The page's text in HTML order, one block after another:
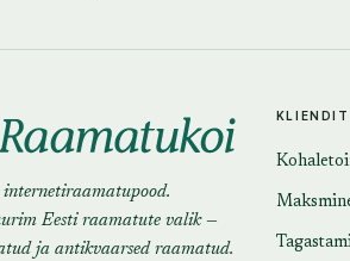
Eesti raamatute valik —
ja antikvaarsed raamatud.